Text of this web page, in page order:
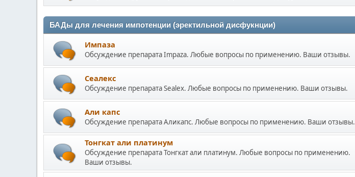
БАДы для лечения импотенции (эректильной дисфукнции)
Импаза
Обсуждение препарата Impaza. Любые вопросы по применению. Ваши отзывы.
Сеалекс
Обсуждение препарата Sealex. Любые вопросы по применению. Ваши отзывы.
Али капс
Обсуждение препарата Аликапс. Любые вопросы по применению. Ваши отзывы.
Тонгкат али платинум
Обсуждение препарата Тонгкат али платинум. Любые вопросы по применению.
Ваши отзывы.